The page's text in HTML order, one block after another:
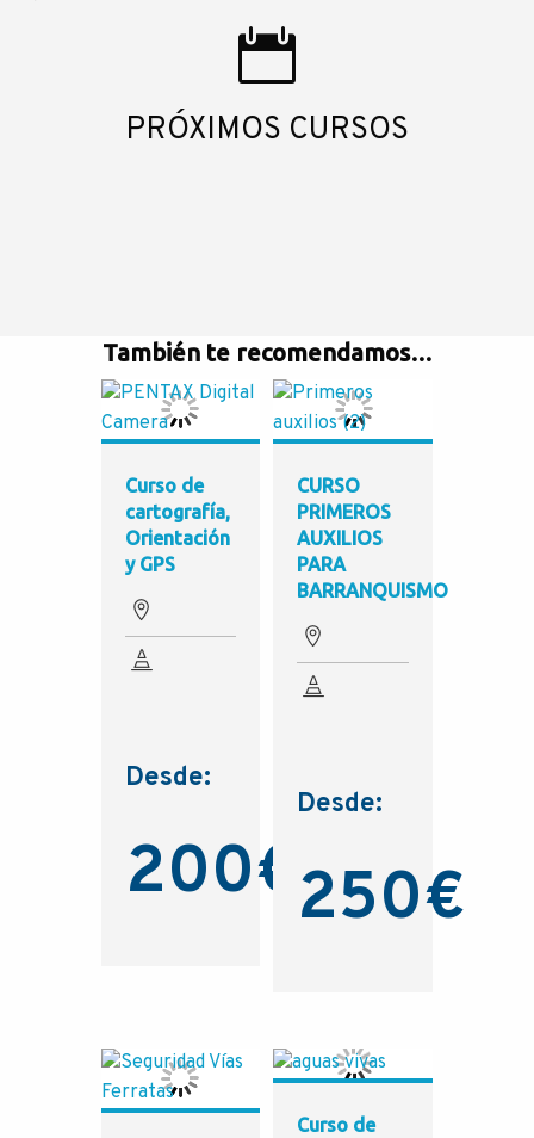
PRÓXIMOS CURSOS
También te recomendamos…
Curso de
cartografía,
Orientación
y GPS
Desde:
200€
CURSO
PRIMEROS
AUXILIOS
PARA
BARRANQUISMO
Desde:
250€
Curso de